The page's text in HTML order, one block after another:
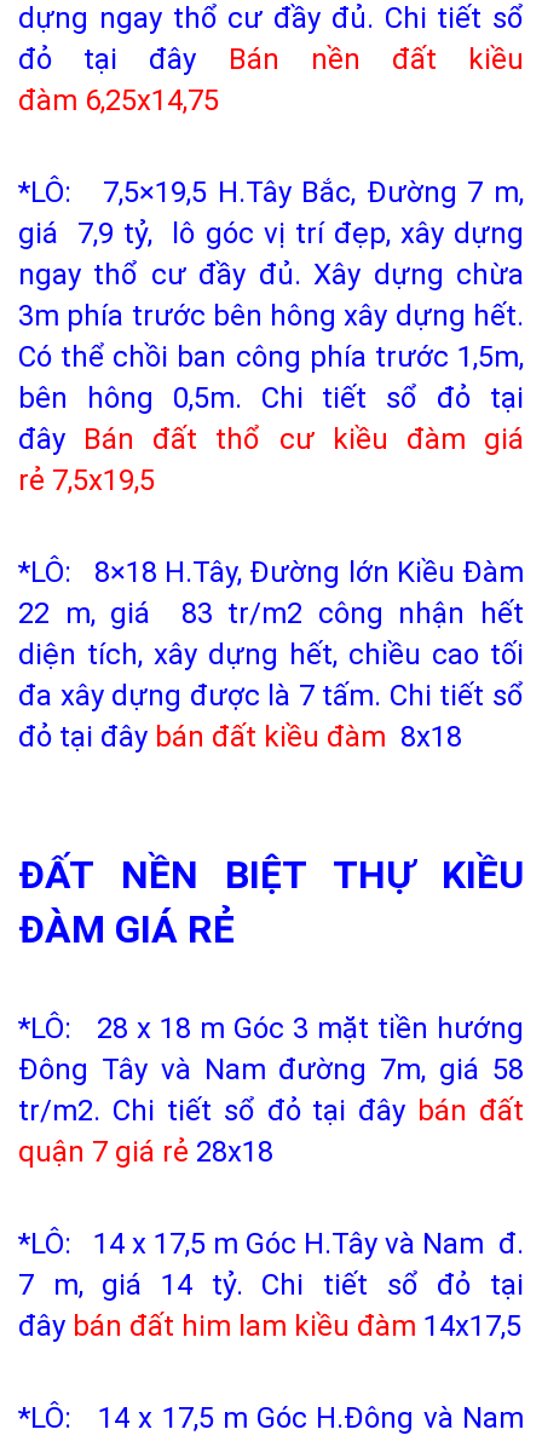
dựng ngay thổ cư đầy đủ. Chi tiết sổ
đỏ tại đây
Bán nền đất kiều
đàm 6,25x14,75
*LÔ: 7,5×19,5 H.Tây Bắc, Đường 7 m,
giá 7,9 tỷ, lô góc vị trí đẹp, xây dựng
ngay thổ cư đầy đủ. Xây dựng chừa
3m phía trước bên hông xây dựng hết.
Có thể chồi ban công phía trước 1,5m,
bên hông 0,5m. Chi tiết sổ đỏ tại
đây
Bán đất thổ cư kiều đàm giá
rẻ 7,5x19,5
*LÔ: 8×18 H.Tây, Đường lớn Kiều Đàm
22 m, giá 83 tr/m2 công nhận hết
diện tích, xây dựng hết, chiều cao tối
đa xây dựng được là 7 tấm. Chi tiết sổ
đỏ tại đây bán đất kiều đàm 8x18
ĐẤT NỀN BIỆT THỰ KIỀU
ĐÀM GIÁ RẺ
*LÔ: 28 x 18 m Góc 3 mặt tiền hướng
Đông Tây và Nam đường 7m, giá 58
tr/m2. Chi tiết sổ đỏ tại đây bán đất
quận 7 giá rẻ 28x18
*LÔ: 14 x 17,5 m Góc H.Tây và Nam đ.
7 m, giá 14 tỷ. Chi tiết sổ đỏ tại
đây bán đất him lam kiều đàm 14x17,5
*LÔ: 14 x 17,5 m Góc H.Đông và Nam